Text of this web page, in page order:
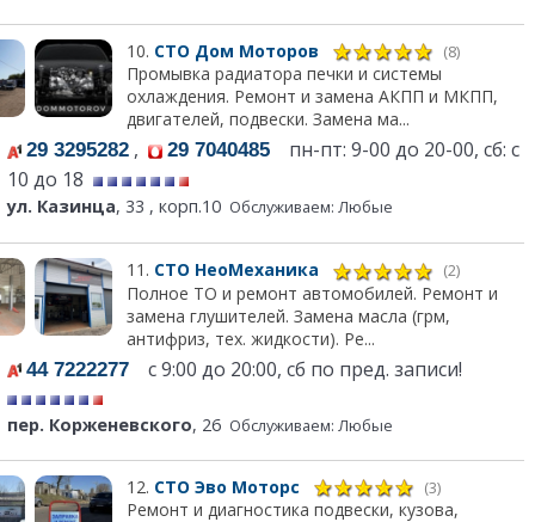
10. СТО Дом Моторов (8)
Промывка радиатора печки и системы
охлаждения. Ремонт и замена АКПП и МКПП,
двигателей, подвески. Замена ма...
29 3295282 , 29 7040485 пн-пт: 9-00 до 20-00, сб: с
10 до 18
ул. Казинца, 33 , корп.10 Обслуживаем: Любые
11. СТО НеоМеханика (2)
Полное ТО и ремонт автомобилей. Ремонт и
замена глушителей. Замена масла (грм,
антифриз, тех. жидкости). Ре...
44 7222277 с 9:00 до 20:00, сб по пред. записи!
пер. Корженевского, 26 Обслуживаем: Любые
12. СТО Эво Моторс (3)
Ремонт и диагностика подвески, кузова,